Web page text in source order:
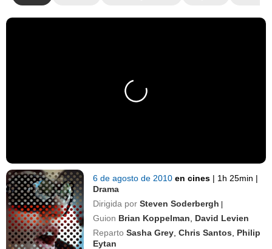
6 de agosto de 2010en cines | 1h 25min |
Drama
Dirigida por Steven Soderbergh |
Guion Brian Koppelman
David Levien
Reparto Sasha Grey ,Chris Santos
Philip
Eytan